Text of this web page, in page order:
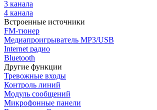
3 канала
4 канала
Встроенные источники
FM-тюнер
Медиапроигрыватель MP3/USB
Internet радио
Bluetooth
Другие функции
Тревожные входы
Контроль линий
Модуль сообщений
Микрофонные панели